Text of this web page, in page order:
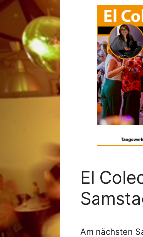
El
Am nächsten